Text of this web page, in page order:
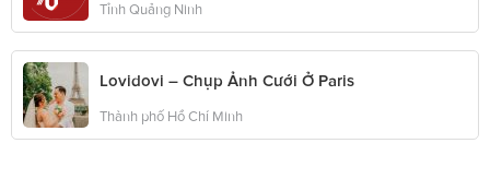
Tỉnh Quảng Ninh
Lovidovi – Chụp Ảnh Cưới Ở Paris
Thành phố Hồ Chí Minh